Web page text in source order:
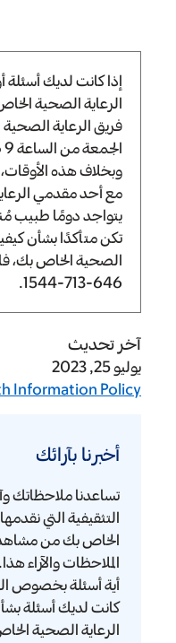
إذا كانت لديك أسئلة
الرعاية الصحية
فريق الرعاية الصحية
الجمعة من الساعة9 صباحًا
وبخلاف هذه الأوقات،
يتواجد دومًا طبيب
تكن متأكدًا بشأن
الصحية الخاص بك،
646-713-1544
.
آخر تحديث
يوليو 25, 2023
Information Policy
بآرائك
أخبرنا بآرائك
تساعدنا ملاحظاتك
التثقيفية التي
الخاص بك من مشاهدة
الملاحظات والآراء
أية أسئلة بخصوص
كانت لديك أسئلة
الرعاية الصحية